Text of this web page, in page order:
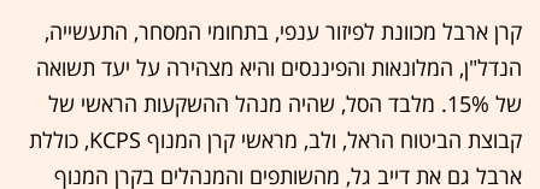
קרן ארבל מכוונת לפיזור ענפי, בתחומי המסחר, התעשייה,
הנדל"ן, המלונאות והפיננסים והיא מצהירה על יעד תשואה
של 15%. מלבד הסל, שהיה מנהל ההשקעות הראשי של
קבוצת הביטוח הראל, ולב, מראשי קרן המנוף KCPS, כוללת
ארבל גם את דייב גל, מהשותפים והמנהלים בקרן המנוף